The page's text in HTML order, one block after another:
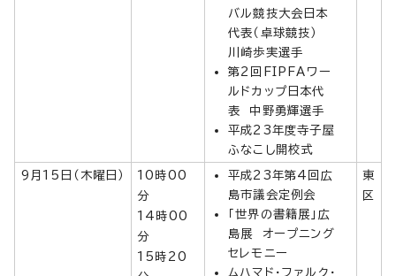
バル競技大会日本
代表（卓球競技）
川崎歩実選手
第2回FIPFAワー
ルドカップ日本代
表 中野勇輝選手
平成23年度寺子屋
ふなこし開校式
9月15日（木曜日）
10時00
分
14時00
分
15時20
平成23年第4回広
島市議会定例会
「世界の書籍展」広
島展 オープニング
セレモニー
ムハマド・ファルク・
東
区